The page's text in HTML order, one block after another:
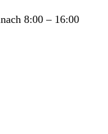
8:00 – 16:00